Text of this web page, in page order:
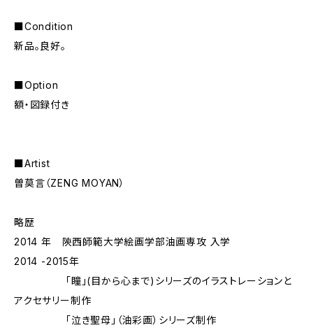
■Condition
新品。良好。
■Option
額・図録付き
■Artist
曽莫言（ZENG MOYAN）
略歴
2014 年 陝西師範大学絵画学部油画専攻 入学
2014 -2015年
「瞳」(目から心まで)シリーズのイラストレーションと
アクセサリー制作
「泣き聖母」（油彩画）シリーズ制作